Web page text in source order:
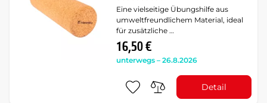
Eine vielseitige Übungshilfe aus
umweltfreundlichem Material, ideal
für zusätzliche …
16,50 €
unterwegs – 26.8.2026
Detail